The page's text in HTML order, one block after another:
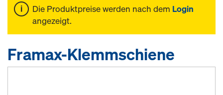
Die Produktpreise werden nach dem Login
angezeigt.
Framax-Klemmschiene